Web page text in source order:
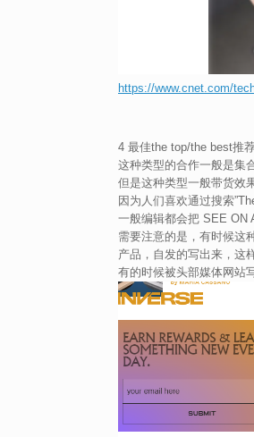
https://www.cnet.com/
4 最佳the top/the best推
这种类型的合作一般是集
但是这种类型一般带货效
因为人们喜欢通过搜索
一般编辑都会把 SEE ON
需要注意的是，有时候这
产品，自发的写出来，这
有的时候被头部媒体网站